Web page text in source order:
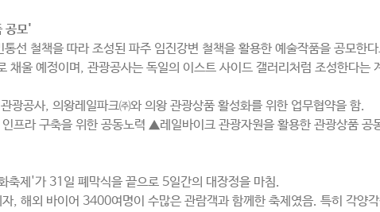
공모'
선 철책을 따라 조성된 파주 임진강변 철책을 활용한 예술작품을 공모한
울 예정이며, 관광공사는 독일의 이스트 사이드 갤러리처럼 조성한다는
광공사, 의왕레일파크㈜와 의왕 관광상품 활성화를 위한 업무협약을 함.
프라 구축을 위한 공동노력 ▲레일바이크 관광자원을 활용한 관광상품
제'가 31일 폐막식을 끝으로 5일간의 대장정을 마침.
, 해외 바이어 3400여명이 수많은 관람객과 함께한 축제였음. 특히 각양